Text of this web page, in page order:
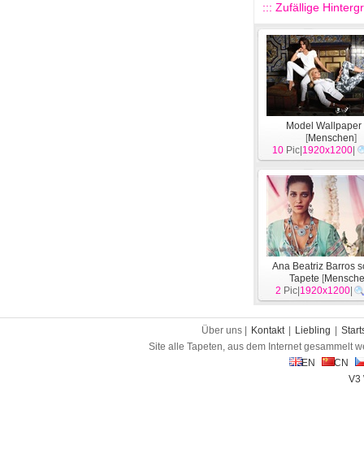
::: Zufällige
Model Wallpaper
[Menschen]
10 Pic| 1920x1200
Ana Beatriz Barros
Tapete [
2 Pic| 1920x1200
Über uns | Kontakt Liebling
Site alle Tapeten, aus dem Internet gesammelt
EN
CN
V3